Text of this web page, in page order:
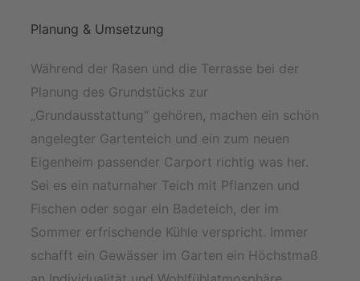
Planung & Umsetzung
Während der Rasen und die Terrasse bei der
Planung des Grundstücks zur
„Grundausstattung“ gehören, machen ein schön
angelegter Gartenteich und ein zum neuen
Eigenheim passender Carport richtig was her.
Sei es ein naturnaher Teich mit Pflanzen und
Fischen oder sogar ein Badeteich, der im
Sommer erfrischende Kühle verspricht. Immer
schafft ein Gewässer im Garten ein Höchstmaß